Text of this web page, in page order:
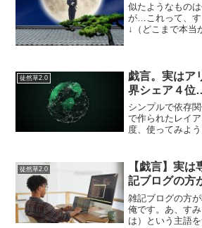
似たようなもの
が…これって、す
↓（どこまで本当
っています（汗
徒然草2.0
戯言。実はア
界シェア４位
シンプルで依存
で作られたレイ
度、使ってみよ
のまとめ」「「
人でも働きにく...
徒然草2.0
【戯言】実
記ブログの方
雑記ブログの方
俺です。あ、す
は）という主語